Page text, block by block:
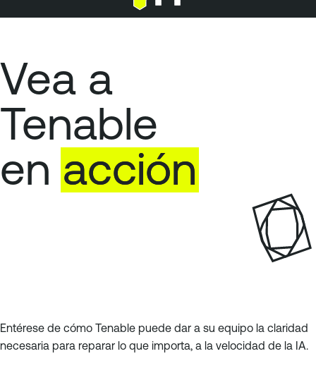
Vea a
Tenable
en acción
Entérese de cómo Tenable puede dar a su equipo la claridad
necesaria para reparar lo que importa, a la velocidad de la IA.